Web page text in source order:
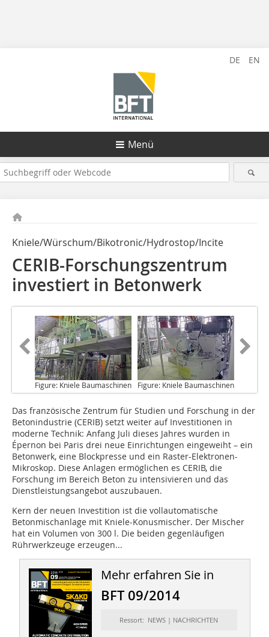
DE EN
Menü
Kniele/Würschum/Bikotronic/Hydrostop/Incite
CERIB-Forschungszentrum
investiert in Betonwerk
Figure: Kniele Baumaschinen Figure: Kniele Baumaschinen
Das französische Zentrum für Studien und Forschung in der
Betonindustrie (CERIB) setzt weiter auf Investitionen in
moderne Technik: Anfang Juli dieses Jahres wurden in
Épernon bei Paris drei neue Einrichtungen eingeweiht – ein
Betonwerk, eine Blockpresse und ein Raster-Elektronen-
Mikroskop. Diese Anlagen ermöglichen es CERIB, die
Forschung im Bereich Beton zu intensivieren und das
Dienstleistungsangebot auszubauen.
Kern der neuen Investition ist die vollautomatische
Betonmischanlage mit Kniele-Konusmischer. Der Mischer
hat ein Volumen von 300 l. Die beiden gegenläufigen
Rührwerkzeuge erzeugen...
Mehr erfahren Sie in
BFT 09/2014
Ressort: NEWS | NACHRICHTEN